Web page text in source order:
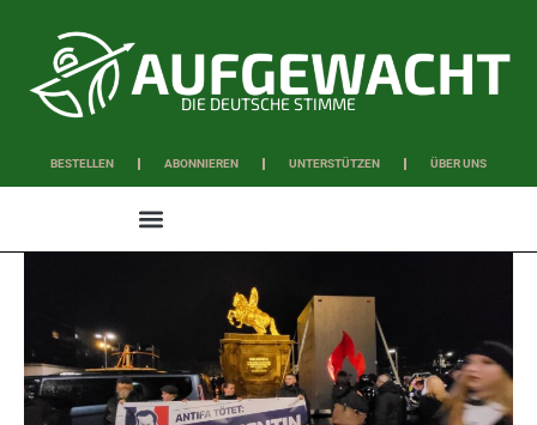
DIE DEUTSCHE STIMME
BESTELLEN ABONNIEREN UNTERSTÜTZEN ÜBER UNS